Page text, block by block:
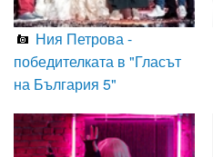
Ния Петрова -
победителката в "Гласът
на България 5"